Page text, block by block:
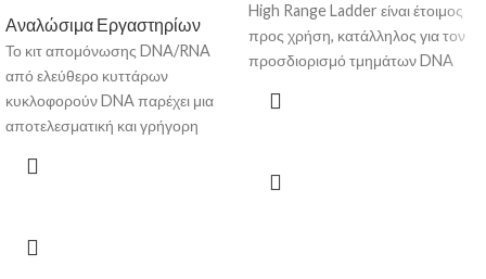
Αναλώσιμα Εργαστηρίων
Το κιτ απομόνωσης DNA/RNA
από ελεύθερο κυττάρων
κυκλοφορούν DNA παρέχει μια
αποτελεσματική και γρήγορη
υψηλής ποιότητας DNA και RNA
DNA/RNA είναι κατάλληλο για μια
High Range Ladder είναι έτοιμος
προς χρήση, κατάλληλος για τον
προσδιορισμό τμημάτων DNA
αποτελείται από 7 ζώνες DNA.